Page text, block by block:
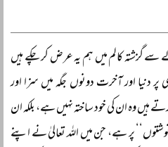
سے گزشتہ کالم میں ہم یہ عرض کر چکے ہیں
اور آخرت دونوں جگہ میں سزا اور
ہیں وہ ان کی خود ساختہ نہیں ہے، بلکہ ان
پر ہے، جن میں اللہ تعالیٰ نے اپنے